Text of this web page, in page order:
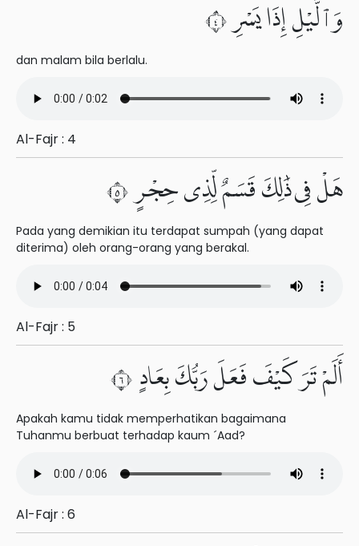
وَٱلَّيْلِ إِذَا يَسْرِ ٤
dan malam bila berlalu.
Al-Fajr : 4
هَلْ فِى ذَٰلِكَ قَسَمٌ لِّذِى حِجْرٍ ٥
Pada yang demikian itu terdapat sumpah (yang dapat
diterima) oleh orang-orang yang berakal.
Al-Fajr : 5
أَلَمْ تَرَ كَيْفَ فَعَلَ رَبُّكَ بِعَادٍ ٦
Apakah kamu tidak memperhatikan bagaimana
Tuhanmu berbuat terhadap kaum ´Aad?
Al-Fajr : 6